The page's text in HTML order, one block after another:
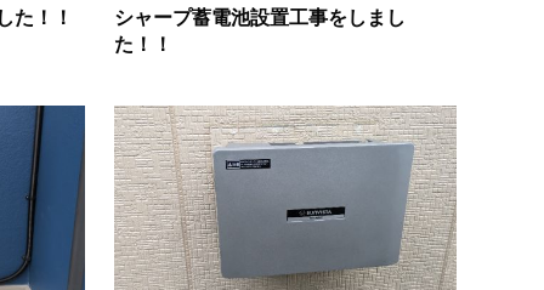
た！！
シャープ蓄電池設置工事をしまし
た！！